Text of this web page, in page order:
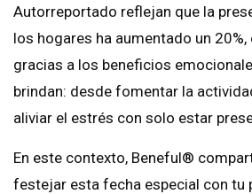
Autorreportado reflejan que la
los hogares ha aumentado un 20%,
gracias a los beneficios
brindan: desde fomentar la
aliviar el estrés con solo estar
En este contexto, Beneful®
festejar esta fecha especial con tu